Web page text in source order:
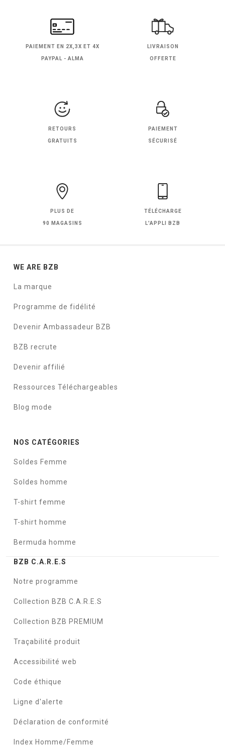
PAIEMENT EN 2X,3X ET 4X
PAYPAL - ALMA
LIVRAISON
OFFERTE
RETOURS
GRATUITS
PAIEMENT
SÉCURISÉ
PLUS DE
90 MAGASINS
TÉLÉCHARGE
L'APPLI BZB
WE ARE BZB
La marque
Programme de fidélité
Devenir Ambassadeur BZB
BZB recrute
Devenir affilié
Ressources Téléchargeables
Blog mode
NOS CATÉGORIES
Soldes Femme
Soldes homme
T-shirt femme
T-shirt homme
Bermuda homme
BZB C.A.R.E.S
Notre programme
Collection BZB C.A.R.E.S
Collection BZB PREMIUM
Traçabilité produit
Accessibilité web
Code éthique
Ligne d'alerte
Déclaration de conformité
Index Homme/Femme